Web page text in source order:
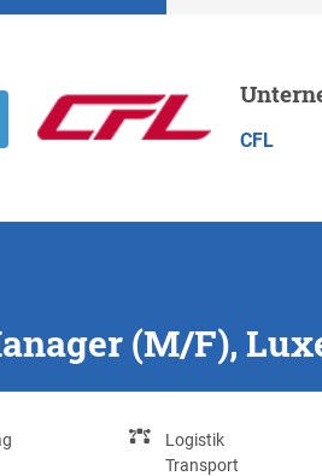
CFL
(M/F),
Logistik
Transport